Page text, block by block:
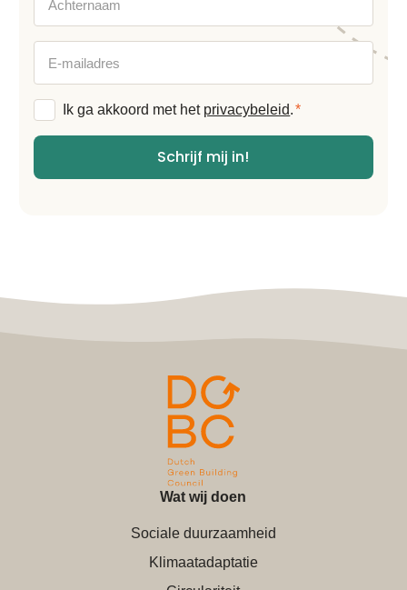
mailadres
Algemene
Ik ga akkoord met het privacybeleid.*
Schrijf mij in!
Wat wij doen
Sociale duurzaamheid
Klimaatadaptatie